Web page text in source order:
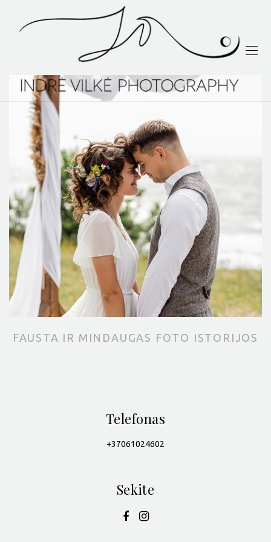
FAUSTA IR MINDAUGAS FOTO ISTORIJOS
Telefonas
+37061024602
Sekite